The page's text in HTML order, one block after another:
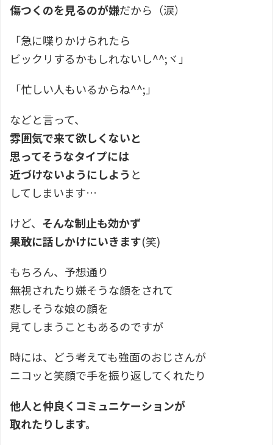
傷つくのを見るのが嫌だから（涙）
「急に喋りかけられたら
ビックリするかもしれないし^^;ヾ」
「忙しい人もいるからね^^;」
などと言って、
雰囲気で来て欲しくないと
思ってそうなタイプには
近づけないようにしよう と
してしまいます…
けど、 そんな制止も効かず
果敢に話しかけにいきます(笑)
もちろん、予想通り
無視されたり嫌そうな顔をされて
悲しそうな娘の顔を
見てしまうこともあるのですが
時には、どう考えても強面のおじさんが
ニコッと笑顔で手を振り返してくれたり
他人と仲良くコミュニケーションが
取れたりします。